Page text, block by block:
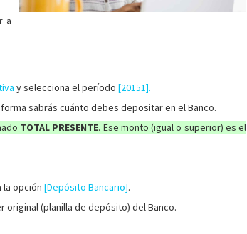
a
y selecciona el período [20151].
forma sabrás cuánto debes depositar en elBanco.
TOTAL PRESENTE. Ese monto (igual o superior) es el
la opción [Depósito Bancario].
(planilla de depósito) del Banco.